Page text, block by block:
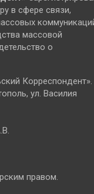
в сфере связи,
массовой
о
Корреспондент».
ул. Василия
правом.